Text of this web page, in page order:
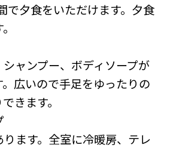
で夕食をいただけます。夕食
ャンプー、ボディソープが
広いので手足をゆったりの
きます。
ます。全室に冷暖房、テレ